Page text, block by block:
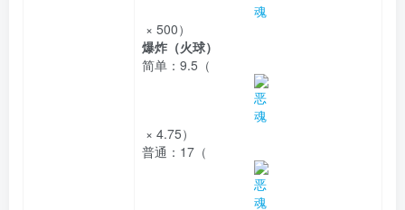
× 500）
爆炸（火球）
简单： 9.5（
× 4.75）
普通： 17（